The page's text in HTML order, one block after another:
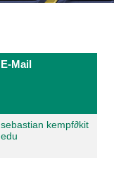
E-Mail
sebastian kempf∂kit
edu